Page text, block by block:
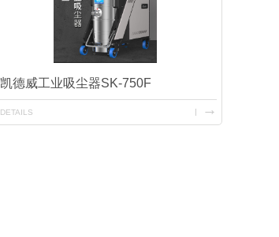
凯德威工业吸尘器SK-750F
DETAILS